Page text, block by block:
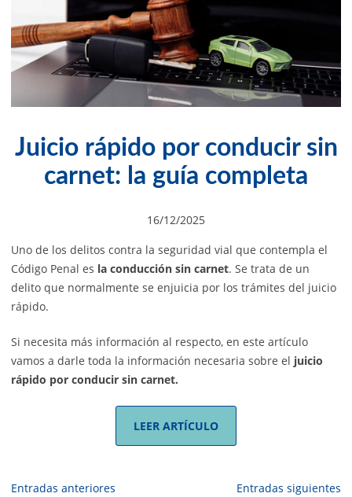
Juicio rápido por conducir sin
carnet: la guía completa
16/12/2025
Uno de los delitos contra la seguridad vial que contempla el
Código Penal es la conducción sin carnet. Se trata de un
delito que normalmente se enjuicia por los trámites del juicio
rápido.
Si necesita más información al respecto, en este artículo
vamos a darle toda la información necesaria sobre el juicio
rápido por conducir sin carnet.
LEER ARTÍCULO
Navegación
Entradas anteriores Entradas siguientes